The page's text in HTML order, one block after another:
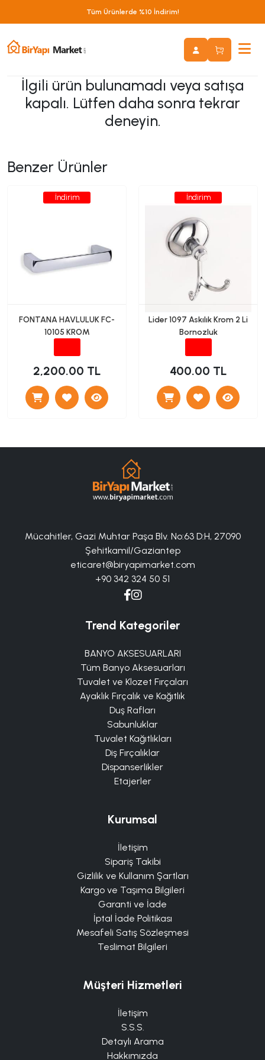
Tüm Ürünlerde %10 İndirim!
İlgili ürün bulunamadı veya satışa
kapalı. Lütfen daha sonra tekrar
deneyin.
Benzer Ürünler
İndirim
FONTANA HAVLULUK FC-
10105 KROM
2,200.00 TL
İndirim
Lider 1097 Askılık Krom 2 Li
Bornozluk
400.00 TL
Mücahitler, Gazi Muhtar Paşa Blv. No:63 D:H, 27090
Şehitkamil/Gaziantep
eticaret@biryapimarket.com
+90 342 324 50 51
Trend Kategoriler
BANYO AKSESUARLARI
Tüm Banyo Aksesuarları
Tuvalet ve Klozet Fırçaları
Ayaklık Fırçalık ve Kağıtlık
Duş Rafları
Sabunluklar
Tuvalet Kağıtlıkları
Diş Fırçalıklar
Dispanserlikler
Etajerler
Kurumsal
İletişim
Sipariş Takibi
Gizlilik ve Kullanım Şartları
Kargo ve Taşıma Bilgileri
Garanti ve İade
İptal İade Politikası
Mesafeli Satış Sözleşmesi
Teslimat Bilgileri
Müşteri Hizmetleri
İletişim
S.S.S.
Detaylı Arama
Hakkımızda